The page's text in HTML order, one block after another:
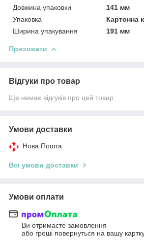
Довжина упаковки
141 мм
Упаковка
Картонна
Ширина упакування
191 мм
Приховати
Відгуки про товар
Ще немає відгуків про цей товар
Умови доставки
Нова Пошта
Всі умови доставки
Умови оплати
Ви отримаєте замовлення
або гроші повернуться на вашу